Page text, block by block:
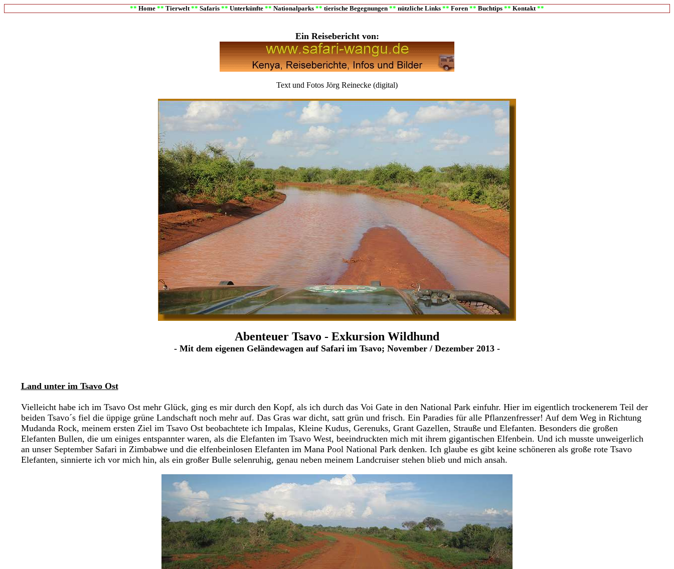
** Home ** Tierwelt** Safaris ** Unterkünfte ** Nationalparks ** tierische Begegnungen ** nützliche Links ** Foren ** Buchtips ** Kontakt**
Ein Reisebericht von:
Text und Fotos Jörg Reinecke (digital)
Abenteuer Tsavo - Exkursion Wildhund
- Mit dem eigenen Geländewagen auf Safari im Tsavo; November / Dezember 2013 -
Land unter im Tsavo Ost
Vielleicht habe ich im Tsavo Ost mehr Glück, ging es mir durch den Kopf, als ich durch das Voi Gate in den National Park einfuhr. Hier im eigentlich trockenerem Teil der
beiden Tsavo´s fiel die üppige grüne Landschaft noch mehr auf. Das Gras war dicht, satt grün und frisch. Ein Paradies für alle Pflanzenfresser! Auf dem Weg in Richtung
Mudanda Rock, meinem ersten Ziel im Tsavo Ost beobachtete ich Impalas, Kleine Kudus, Gerenuks, Grant Gazellen, Strauße und Elefanten. Besonders die großen
Elefanten Bullen, die um einiges entspannter waren, als die Elefanten im Tsavo West, beeindruckten mich mit ihrem gigantischen Elfenbein. Und ich musste unweigerlich
an unser September Safari in Zimbabwe und die elfenbeinlosen Elefanten im Mana Pool National Park denken. Ich glaube es gibt keine schöneren als große rote Tsavo
Elefanten, sinnierte ich vor mich hin, als ein großer Bulle selenruhig, genau neben meinem Landcruiser stehen blieb und mich ansah.